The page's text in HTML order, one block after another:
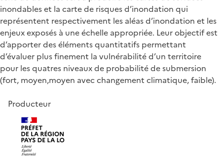
inondables et la carte de risques d’inondation qui
représentent respectivement les aléas d’inondation et les
enjeux exposés à une échelle appropriée. Leur objectif est
d’apporter des éléments quantitatifs permettant
d’évaluer plus finement la vulnérabilité d’un territoire
pour les quatres niveaux de probabilité de submersion
(fort, moyen,moyen avec changement climatique, faible).
Producteur